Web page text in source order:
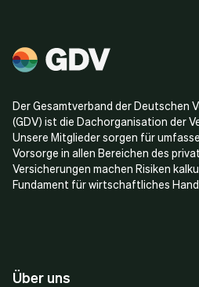
Der Gesamtverband der Deutschen
(GDV) ist die Dachorganisation der
Unsere Mitglieder sorgen für
Vorsorge in allen Bereichen des
Versicherungen machen Risiken
Fundament für wirtschaftliches
Über uns